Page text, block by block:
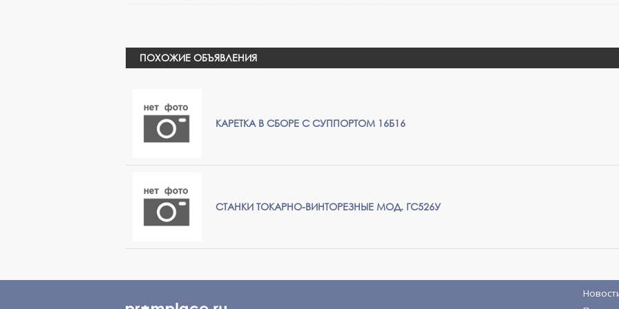
ПОХОЖИЕ ОБЪЯВЛЕНИЯ
КАРЕТКА В СБОРЕ С СУППОРТОМ 16Б16
СТАНКИ ТОКАРНО-ВИНТОРЕЗНЫЕ МОД. ГС526У